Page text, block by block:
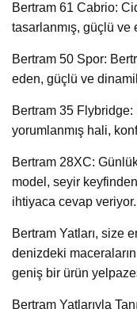
Bertram 61 Cabrio:
tasarlanmış, güçlü
Bertram 50 Spor:
eden, güçlü ve
Bertram 35
yorumlanmış hali,
Bertram 28XC:
model, seyir
ihtiyaca cevap veriyor.
Bertram Yatları, size
denizdeki
geniş bir ürün
Bertram Yatlarıyla